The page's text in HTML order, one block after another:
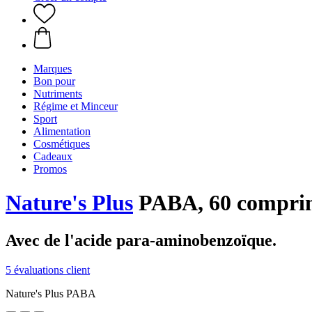
Marques
Bon pour
Nutriments
Régime et Minceur
Sport
Alimentation
Cosmétiques
Cadeaux
Promos
Nature's Plus PABA, 60
Avec de l'acide para-aminobenzoïque.
5 évaluations client
Nature's Plus PABA